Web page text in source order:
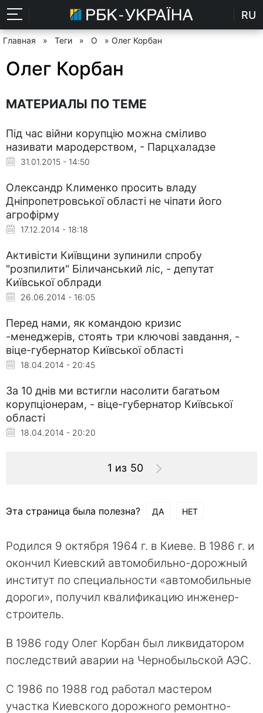
RU
Главная » Теги » О » Олег Корбан
Олег Корбан
МАТЕРИАЛЫ ПО ТЕМЕ
Під час війни корупцію можна сміливо
називати мародерством, - Парцхаладзе
31.01.2015 - 14:50
Олександр Клименко просить владу
Дніпропетровської області не чіпати його
агрофірму
17.12.2014 - 18:18
Активісти Київщини зупинили спробу
"розпилити" Біличанський ліс, - депутат
Київської облради
26.06.2014 - 16:05
Перед нами, як командою кризис
-менеджерів, стоять три ключові завдання, -
віце-губернатор Київської області
18.04.2014 - 20:45
За 10 днів ми встигли насолити багатьом
корупціонерам, - віце-губернатор Київської
області
18.04.2014 - 20:20
1 из 50
Эта страница была полезна? ДА НЕТ
Родился 9 октября 1964 г. в Киеве. В 1986 г. и
окончил Киевский автомобильно-дорожный
институт по специальности «автомобильные
дороги», получил квалификацию инженер-
строитель.
В 1986 году Олег Корбан был ликвидатором
последствий аварии на Чернобыльской АЭС.
С 1986 по 1988 год работал мастером
участка Киевского дорожного ремонтно-